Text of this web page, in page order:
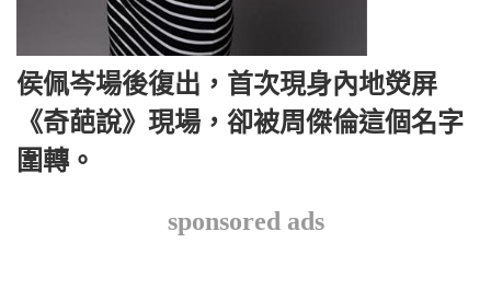
侯佩岑場後復出，首次現身內地熒屏
《奇葩說》現場，卻被周傑倫這個名字
圍轉。
sponsored ads